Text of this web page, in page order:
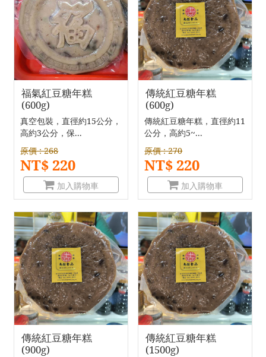
福氣紅豆糖年糕
(600g)
真空包裝，直徑約15公分，
高約3公分，保...
原價 : 268
NT$ 220
加入購物車
傳統紅豆糖年糕
(600g)
傳統紅豆糖年糕，直徑約11
公分，高約5~...
原價 : 270
NT$ 220
加入購物車
傳統紅豆糖年糕
(900g)
傳統紅豆糖年糕
(1500g)